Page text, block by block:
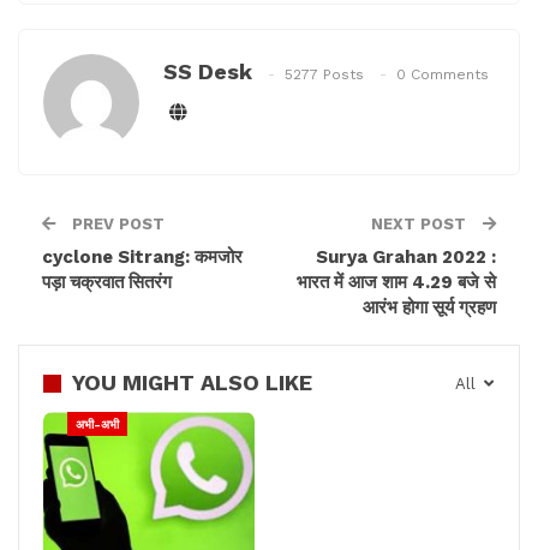
SS Desk 5277 Posts 0 Comments
PREV POST
cyclone Sitrang: कमजोर
पड़ा चक्रवात सितरंग
NEXT POST
Surya Grahan 2022 :
भारत में आज शाम 4.29 बजे से
आरंभ होगा सूर्य ग्रहण
All
YOU MIGHT ALSO LIKE
अभी-अभी